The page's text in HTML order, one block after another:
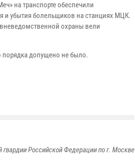
на транспорте обеспечили
и убытия болельщиков на станциях МЦК.
охраны вели
порядка допущено не было.
Российской Федерации по г. Москве